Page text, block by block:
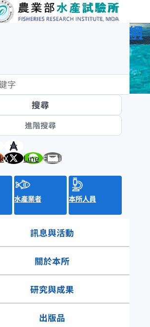
水產試驗所全球資訊網
大
X Line Email
水產業者 本所人員
訊息與活動
關於本所
研究與成果
出版品